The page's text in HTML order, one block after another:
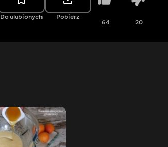
Do ulubionych Pobierz
64 20